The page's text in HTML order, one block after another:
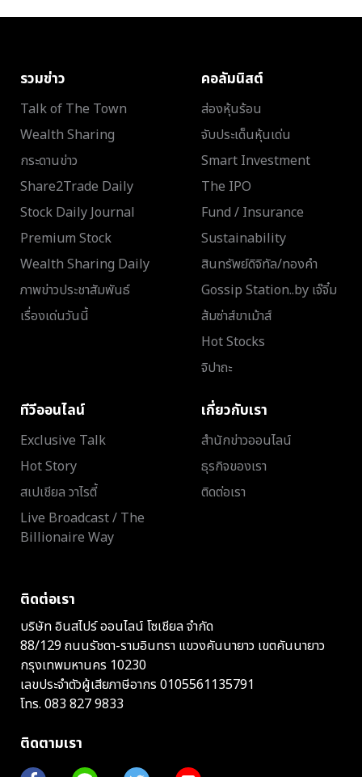
รวมข่าว
Talk of The Town
Wealth Sharing
กระดานข่าว
Share2Trade Daily
Stock Daily Journal
Premium Stock
Wealth Sharing Daily
ภาพข่าวประชาสัมพันธ์
เรื่องเด่นวันนี้
คอลัมนิสต์
ส่องหุ้นร้อน
จับประเด็นหุ้นเด่น
Smart Investment
The IPO
Fund / Insurance
Sustainability
สินทรัพย์ดิจิทัล/ทองคำ
Gossip Station..by เจ๊จิ๋ม
ส้มซ่าส์ขาเม้าส์
Hot Stocks
จิปาถะ
ทีวีออนไลน์
Exclusive Talk
Hot Story
สเปเชียล วาไรตี้
Live Broadcast / The
Billionaire Way
เกี่ยวกับเรา
สำนักข่าวออนไลน์
ธุรกิจของเรา
ติดต่อเรา
ติดต่อเรา
บริษัท อินสไปร์ ออนไลน์ โซเชียล จำกัด
88/129 ถนนรัชดา-รามอินทรา แขวงคันนายาว เขตคันนายาว
กรุงเทพมหานคร 10230
เลขประจำตัวผู้เสียภาษีอากร 0105561135791
โทร. 083 827 9833
ติดตามเรา